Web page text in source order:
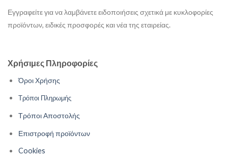
Χρήσιμες Πληροφορίες
Όροι Χρήσης
Τρόποι Πληρωμής
Τρόποι Αποστολής
Επιστροφή προϊόντων
Cookies
Εγγραφείτε για να λαμβάνετε ειδοποιήσεις σχετικά με κυκλοφορίες
προϊόντων, ειδικές προσφορές και νέα της εταιρείας.